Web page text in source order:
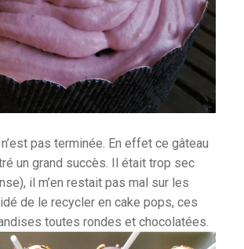
pas terminée. En effet ce gâteau
un grand succès. Il était trop sec
il m’en restait pas mal sur les
de le recycler en cake pops, ces
toutes rondes et chocolatées.